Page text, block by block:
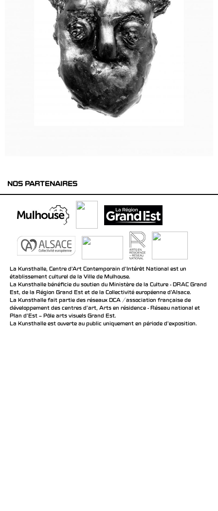
NOS PARTENAIRES
La Kunsthalle, Centre d’Art Contemporain d’Intérêt National est un
établissement culturel de la Ville de Mulhouse.
La Kunsthalle bénéficie du soutien du Ministère de la Culture - DRAC Grand
Est, de la Région Grand Est et de la Collectivité européenne d’Alsace.
La Kunsthalle fait partie des réseaux DCA / association française de
développement des centres d'art, Arts en résidence - Réseau national et
Plan d’Est – Pôle arts visuels Grand Est.
La Kunsthalle est ouverte au public uniquement en période d'exposition.